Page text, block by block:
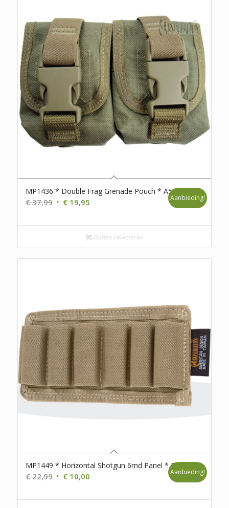
MP1436 * Double Frag Grenade Pouch * A5
€37,99 Oorspronkelijke
was:
€19,95Huidige
is:
€ 19,95.
Aanbieding!
Opties selecteren
MP1449 * Horizontal Shotgun 6rnd Panel * D98
€22,99 Oorspronkelijke
was:
€10,00Huidige
is:
Aanbieding!